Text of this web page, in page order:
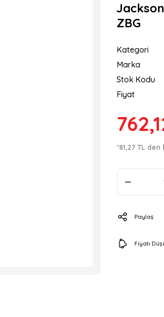
ZBG
Kategori
Marka
Stok Kodu
Fiyat
*81,27 TL
Paylaş
Fiyatı